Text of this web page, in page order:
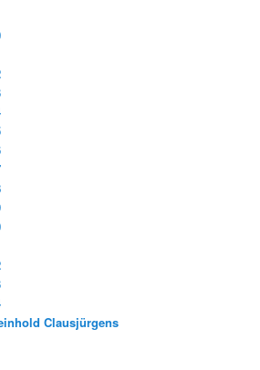
Clausjürgens